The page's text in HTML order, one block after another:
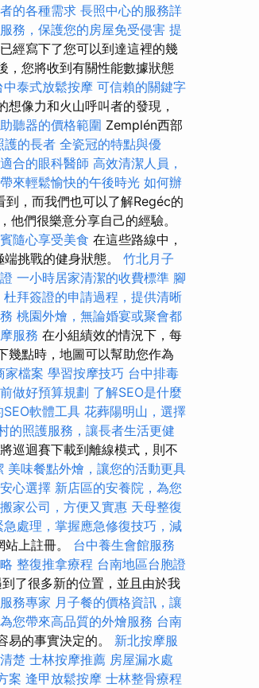
的各種需求 長照中心的服務詳
務，保護您的房屋免受侵害 提
經寫下了您可以到達這裡的幾
，您將收到有關性能數據狀態
中泰式放鬆按摩 可信賴的關鍵字
像力和火山呼叫者的發現，
聽器的價格範圍 Zemplén西部
護的長者 全瓷冠的特點與優
合的眼科醫師 高效清潔人員，
來輕鬆愉快的午後時光 如何辦
到，而我們也可以了解Regéc的
們很樂意分享自己的經驗。
隨心享受美食 在這些路線中，
挑戰的健身狀態。 竹北月子
一小時居家清潔的收費標準 腳
杜拜簽證的申請過程，提供清晰
桃園外燴，無論婚宴或聚會都
服務 在小組績效的情況下，每
幾點時，地圖可以幫助您作為
家檔案 學習按摩技巧 台中排毒
做好預算規劃 了解SEO是什麼
SEO軟體工具 花葬陽明山，選擇
的照護服務，讓長者生活更健
巡迴賽下載到離線模式，則不
美味餐點外燴，讓您的活動更具
心選擇 新店區的安養院，為您
家公司，方便又實惠 天母整復
急處理，掌握應急修復技巧，減
上註冊。 台中養生會館服務
整復推拿療程 台南地區台胞證
了很多新的位置，並且由於我
務專家 月子餐的價格資訊，讓
您帶來高品質的外燴服務 台南
易的事實決定的。 新北按摩服
楚 士林按摩推薦 房屋漏水處
案 逢甲放鬆按摩 士林整骨療程